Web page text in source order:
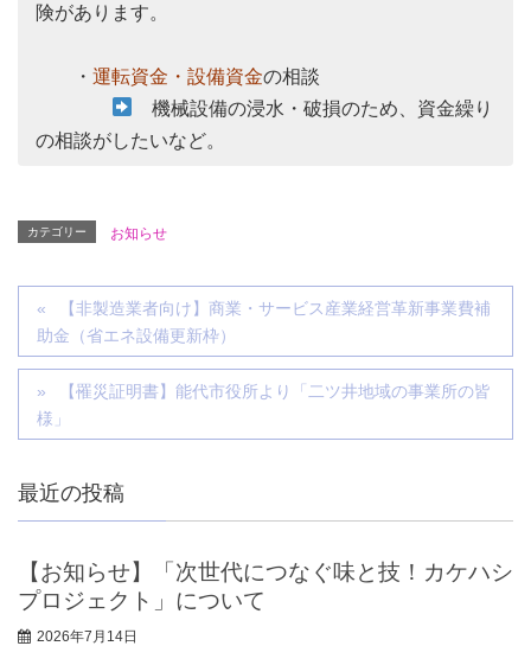
険があります。
・ 運転資金・設備資金の相談
機械設備の浸水・破損のため、資金繰り
の相談がしたいなど。
カテゴリー お知らせ
【非製造業者向け】商業・サービス産業経営革新事業費補
助金（省エネ設備更新枠）
【罹災証明書】能代市役所より「二ツ井地域の事業所の皆
様」
最近の投稿
【お知らせ】「次世代につなぐ味と技！カケハシ
プロジェクト」について
2026年7月14日